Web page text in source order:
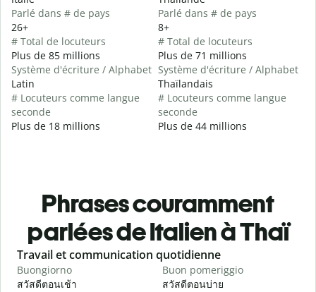
Parlé dans # de pays
26+
# Total de locuteurs
Plus de 85 millions
Système d'écriture / Alphabet
Latin
# Locuteurs comme langue
seconde
Plus de 18 millions
Parlé dans # de pays
8+
# Total de locuteurs
Plus de 71 millions
Système d'écriture / Alphabet
Thaïlandais
# Locuteurs comme langue
seconde
Plus de 44 millions
Phrases couramment
parlées de Italien à Thaï
Slide 1 of 6
Travail et communication quotidienne
Buongiorno
สวัสดีตอนเช้า
Buon pomeriggio
สวัสดีตอนบ่าย